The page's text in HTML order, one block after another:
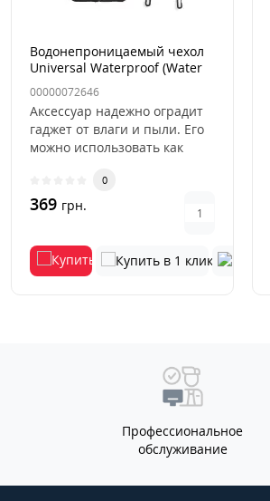
Водонепроницаемый чехол
Universal Waterproof (Water
Bag) Черный
00000072646
Аксессуар надежно оградит
гаджет от влаги и пыли. Его
можно использовать как
0
369 грн.
Профессиональное
обслуживание